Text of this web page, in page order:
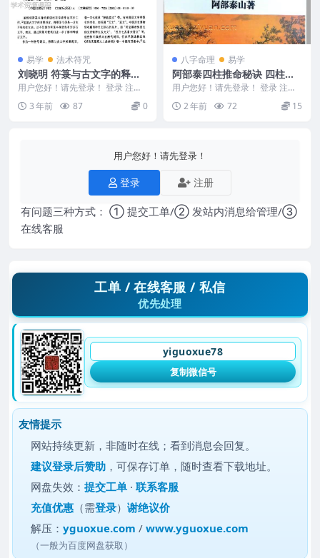
易学 法术符咒
刘晓明 符箓与古文字的释读..
pdf四页
用户您好！请先登录！ 登录 注册
3 年前 87 0
八字命理 易学
阿部泰四柱推命秘诀 四柱推
命行运看法.pdf
用户您好！请先登录！ 登录 注册
2403249-1 四柱推命行运看法.pdf
... 2 年前 72 15
用户您好！请先登录！
登录 注册
有问题三种方式： ① 提交工单/② 发站内消息给管理/③
在线客服
工单 / 在线客服 / 私信
优先处理
yiguoxue78
复制微信号
友情提示
网站持续更新，非随时在线；看到消息会回复。
建议登录后赞助 ，可保存订单，随时查看下载地址。
网盘失效：提交工单 ·联系客服
充值优惠 （需登录）谢绝议价
解压：yguoxue.com /www.yguoxue.com
（一般为百度网盘获取）